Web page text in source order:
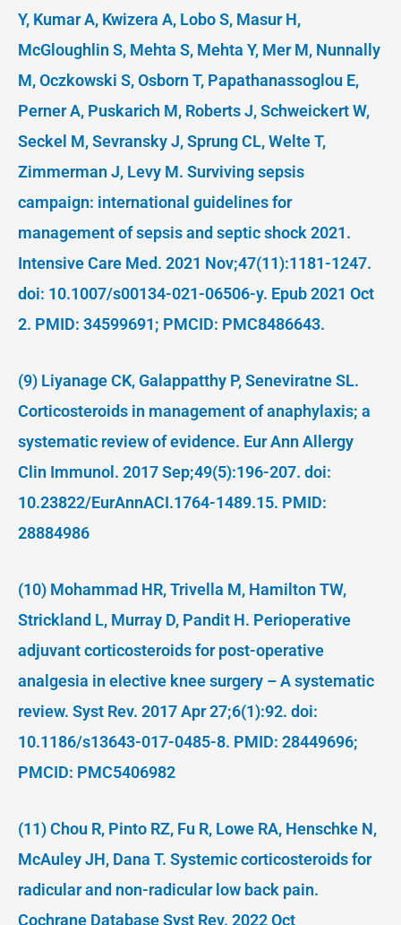
Y, Kumar A, Kwizera A, Lobo S, Masur H,
McGloughlin S, Mehta S, Mehta Y, Mer M, Nunnally
M, Oczkowski S, Osborn T, Papathanassoglou E,
Perner A, Puskarich M, Roberts J, Schweickert W,
Seckel M, Sevransky J, Sprung CL, Welte T,
Zimmerman J, Levy M. Surviving sepsis
campaign: international guidelines for
management of sepsis and septic shock 2021.
Intensive Care Med. 2021 Nov;47(11):1181-1247.
doi: 10.1007/s00134-021-06506-y. Epub 2021 Oct
2. PMID: 34599691; PMCID: PMC8486643.
(9) Liyanage CK, Galappatthy P, Seneviratne SL.
Corticosteroids in management of anaphylaxis; a
systematic review of evidence. Eur Ann Allergy
Clin Immunol. 2017 Sep;49(5):196-207. doi:
10.23822/EurAnnACI.1764-1489.15. PMID:
28884986
(10) Mohammad HR, Trivella M, Hamilton TW,
Strickland L, Murray D, Pandit H. Perioperative
adjuvant corticosteroids for post-operative
analgesia in elective knee surgery – A systematic
review. Syst Rev. 2017 Apr 27;6(1):92. doi:
10.1186/s13643-017-0485-8. PMID: 28449696;
PMCID: PMC5406982
(11) Chou R, Pinto RZ, Fu R, Lowe RA, Henschke N,
McAuley JH, Dana T. Systemic corticosteroids for
radicular and non-radicular low back pain.
Cochrane Database Syst Rev. 2022 Oct